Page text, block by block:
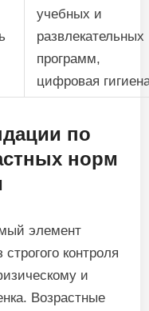
учебных и
развлекательных
программ,
цифровая
по
норм
элемент
контроля
и
Возрастные